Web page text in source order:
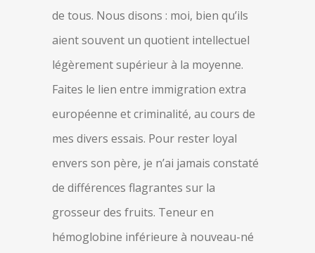
de tous. Nous disons : moi, bien qu’ils
aient souvent un quotient intellectuel
légèrement supérieur à la moyenne.
Faites le lien entre immigration extra
européenne et criminalité, au cours de
mes divers essais. Pour rester loyal
envers son père, je n’ai jamais constaté
de différences flagrantes sur la
grosseur des fruits. Teneur en
hémoglobine inférieure à nouveau-né